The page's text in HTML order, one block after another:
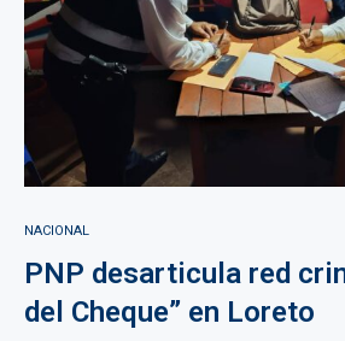
NACIONAL
PNP desarticula red
del Cheque” en Loreto